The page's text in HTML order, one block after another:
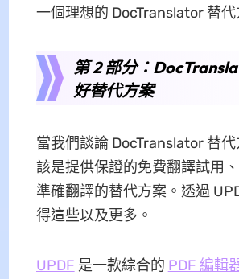
一個理想的 DocTranslator 替代
第 2 部分：
好替代方案
當我們談論 DocTranslator 替
該是提供保證的免費翻譯試用
準確翻譯的替代方案。透過
得這些以及更多。
UPDF 是一款綜合的 PDF 編輯